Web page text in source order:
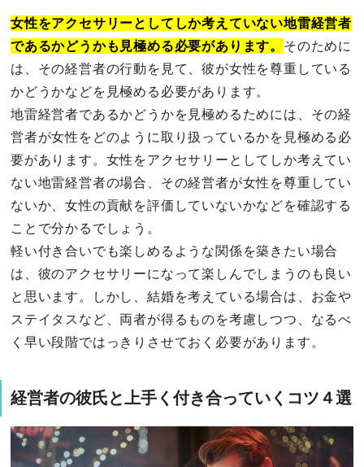
女性をアクセサリーとしてしか考えていない地雷経営者
であるかどうかも見極める必要があります。 そのために
は、その経営者の行動を見て、彼が女性を尊重している
かどうかなどを見極める必要があります。
地雷経営者であるかどうかを見極めるためには、その経
営者が女性をどのように取り扱っているかを見極める必
要があります。女性をアクセサリーとしてしか考えてい
ない地雷経営者の場合、その経営者が女性を尊重してい
ないか、女性の貢献を評価していないかなどを確認する
ことで分かるでしょう。
軽い付き合いでも楽しめるような関係を築きたい場合
は、彼のアクセサリーになって楽しんでしまうのも良い
と思います。しかし、結婚を考えている場合は、お金や
ステイタスなど、両者が得るものを考慮しつつ、なるべ
く早い段階ではっきりさせておく必要があります。
経営者の彼氏と上手く付き合っていくコツ４選